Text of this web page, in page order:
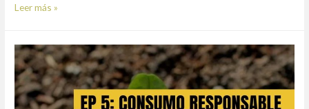
Episodio
Participativos
de
garantía
Leer más »